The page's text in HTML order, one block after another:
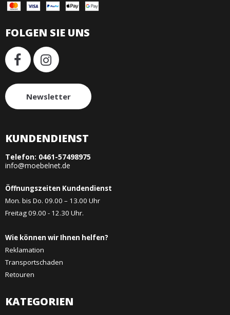
FOLGEN SIE UNS
Newsletter
KUNDENDIENST
Telefon: 0461-57498975
info@moebelnet.de
Öffnungszeiten Kundendienst
Mon. bis Do. 09.00 – 13.00 Uhr
Freitag 09.00 - 12.30 Uhr.
Wie können wir Ihnen helfen?
Reklamation
Transportschaden
Retouren
KATEGORIEN